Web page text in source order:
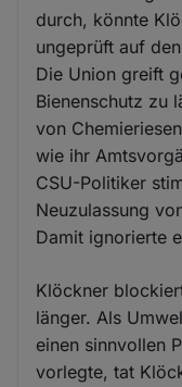
durch, könnte
ungeprüft auf
Die Union greift
Bienenschutz zu
von
wie ihr
CSU-Politiker
Neuzulassung
Damit ignorierte
Klöckner
länger. Als
einen sinnvollen
vorlegte, tat